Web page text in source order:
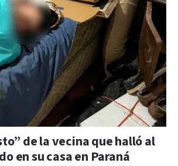
de la vecina que halló al
en su casa en Paraná